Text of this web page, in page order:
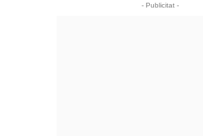
- Publicitat -